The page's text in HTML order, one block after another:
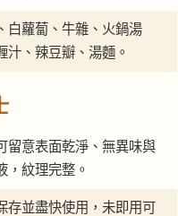
白蘿蔔、牛雜、火鍋湯
汁、辣豆瓣、湯麵。
留意表面乾淨、無異味與
，紋理完整。
存並盡快使用，未即用可